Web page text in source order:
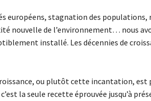
européens, stagnation des populations,
nouvelle de l’environnement… nous
installé. Les décennies de
ou plutôt cette incantation,
la seule recette éprouvée jusqu’à